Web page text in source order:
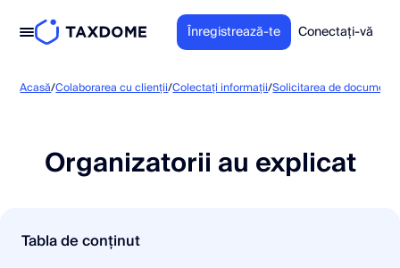
Înregistrează-te Conectați-vă
Acasă/Colaborarea cu clienții/Colectați informații/Solicitarea de
Organizatorii au explicat
Tabla de conținut